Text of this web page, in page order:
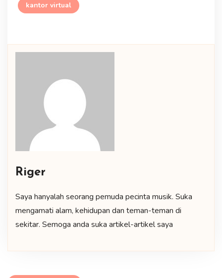
kantor virtual
Riger
Saya hanyalah seorang pemuda pecinta musik. Suka
mengamati alam, kehidupan dan teman-teman di
sekitar. Semoga anda suka artikel-artikel saya